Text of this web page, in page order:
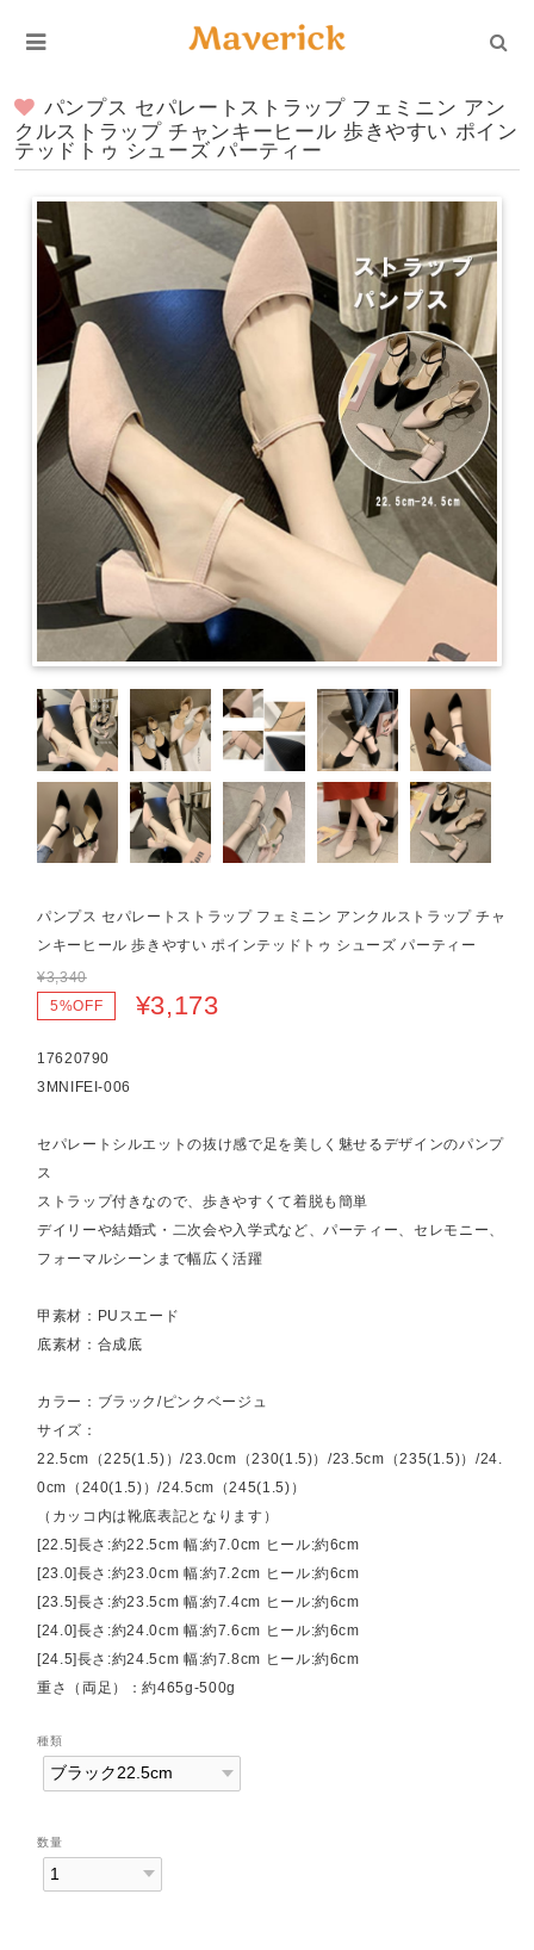
パンプス セパレートストラップ フェミニン アン
クルストラップ チャンキーヒール 歩きやすい ポイン
テッドトゥ シューズ パーティー
パンプス セパレートストラップ フェミニン アンクルストラップ チャ
ンキーヒール 歩きやすい ポインテッドトゥ シューズ パーティー
¥3,340
5%OFF
¥3,173
17620790
3MNIFEI-006
セパレートシルエットの抜け感で足を美しく魅せるデザインのパンプ
ス
ストラップ付きなので、歩きやすくて着脱も簡単
デイリーや結婚式・二次会や入学式など、パーティー、セレモニー、
フォーマルシーンまで幅広く活躍
甲素材：PUスエード
底素材：合成底
カラー：ブラック/ピンクベージュ
サイズ：
22.5cm（225(1.5)）/23.0cm（230(1.5)）/23.5cm（235(1.5)）/24.
0cm（240(1.5)）/24.5cm（245(1.5)）
（カッコ内は靴底表記となります）
[22.5]長さ:約22.5cm 幅:約7.0cm ヒール:約6cm
[23.0]長さ:約23.0cm 幅:約7.2cm ヒール:約6cm
[23.5]長さ:約23.5cm 幅:約7.4cm ヒール:約6cm
[24.0]長さ:約24.0cm 幅:約7.6cm ヒール:約6cm
[24.5]長さ:約24.5cm 幅:約7.8cm ヒール:約6cm
重さ（両足）：約465g-500g
種類
数量